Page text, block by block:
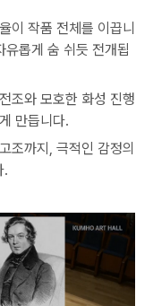
이 작품 전체를 이끕니
롭게 숨 쉬듯 전개됩
조와 모호한 화성 진행
만듭니다.
조까지, 극적인 감정의
.